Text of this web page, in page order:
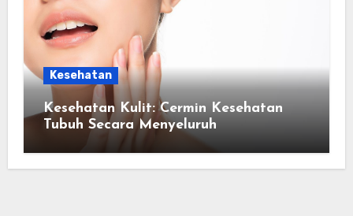
Kesehatan
Kesehatan Kulit: Cermin Kesehatan
Tubuh Secara Menyeluruh